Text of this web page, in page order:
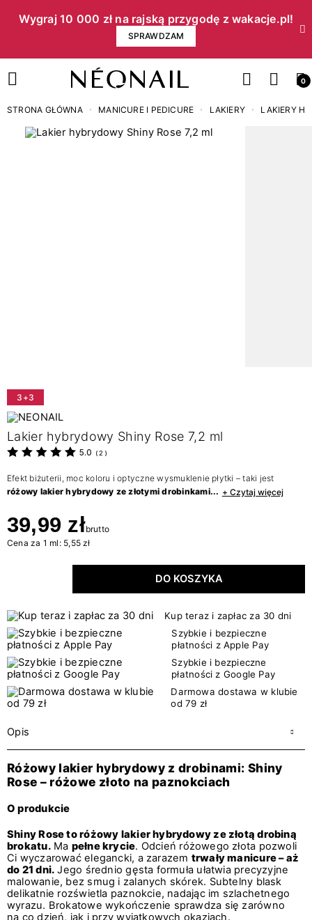
Wygraj 10 000 zł na rajską przygodę z wakacje.pl!​
SPRAWDZAM
0
STRONA GŁÓWNA MANICURE I PEDICURE LAKIERY LAKIERY
3+3
Lakier hybrydowy Shiny Rose 7,2 ml
5.0 ( 2 )
Efekt biżuterii, moc koloru i optyczne wysmuklenie płytki – taki jest
różowy lakier hybrydowy ze złotymi drobinkami... + Czytaj więcej
39,99 złbrutto
Cena za 1 ml: 5,55 zł
DO KOSZYKA
Kup teraz i zapłac za 30 dni
Szybkie i bezpieczne
płatności z Apple Pay
Szybkie i bezpieczne
płatności z Google Pay
Darmowa dostawa w klubie
od 79 zł
Opis
Różowy lakier hybrydowy z drobinami: Shiny
Rose – różowe złoto na paznokciach
O produkcie
Shiny Rose to różowy lakier hybrydowy ze złotą drobiną
brokatu.Ma pełne krycie. Odcień różowego złota pozwoli
Ci wyczarować elegancki, a zarazem trwały manicure – aż
do 21 dni. Jego średnio gęsta formuła ułatwia precyzyjne
malowanie, bez smug i zalanych skórek. Subtelny blask
delikatnie rozświetla paznokcie, nadając im szlachetnego
wyrazu. Brokatowe wykończenie sprawdza się zarówno
na co dzień, jak i przy wyjątkowych okazjach.